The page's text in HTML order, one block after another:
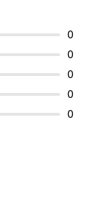
0
0
0
0
0